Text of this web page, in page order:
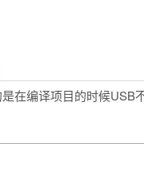
在编译项目的时候USB